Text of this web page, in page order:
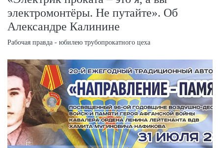
электромонтёры. Не путайте». Об
Александре Калинине
Рабочая правда - юбилею трубопрокатного цеха